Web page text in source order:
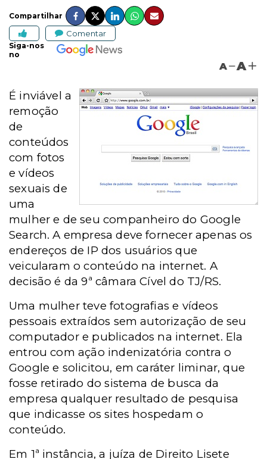
Compartilhar
Comentar
Siga-nos
no
A A
É inviável a
remoção
de
conteúdos
com fotos
e vídeos
sexuais de
uma
mulher e de seu companheiro do Google
Search. A empresa deve fornecer apenas os
endereços de IP dos usuários que
veicularam o conteúdo na internet. A
decisão é da 9ª câmara Cível do TJ/RS.
Uma mulher teve fotografias e vídeos
pessoais extraídos sem autorização de seu
computador e publicados na internet. Ela
entrou com ação indenizatória contra o
Google e solicitou, em caráter liminar, que
fosse retirado do sistema de busca da
empresa qualquer resultado de pesquisa
que indicasse os sites hospedam o
conteúdo.
Em 1ª instância, a juíza de Direito Lisete